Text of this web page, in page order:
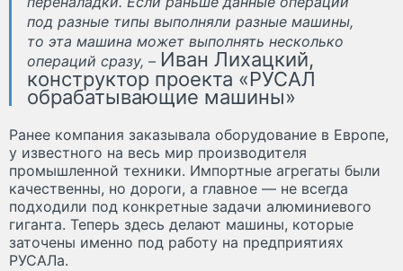
под разные типы выполняли разные машины,
то эта машина может выполнять несколько
операций сразу, – Иван Лихацкий,
конструктор проекта «РУСАЛ
обрабатывающие машины»
Ранее компания заказывала оборудование в Европе,
у известного на весь мир производителя
промышленной техники. Импортные агрегаты были
качественны, но дороги, а главное — не всегда
подходили под конкретные задачи алюминиевого
гиганта. Теперь здесь делают машины, которые
заточены именно под работу на предприятиях
РУСАЛа.